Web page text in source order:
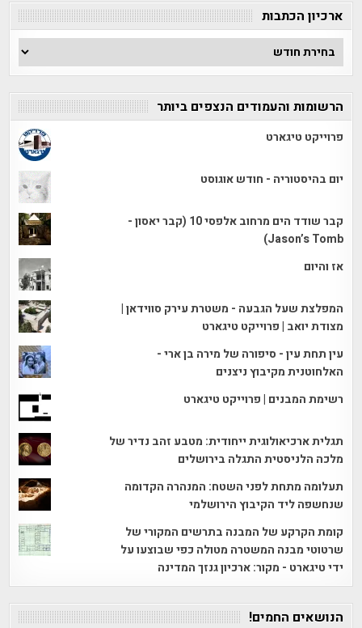
ארכיון הכתבות
ארכיון
הכתבות
הרשומות והעמודים הנצפים ביותר
פרוייקט טיגארט
יום בהיסטוריה - חודש אוגוסט
קבר שודד הים מרחוב אלפסי 10 (קבר יאסון -
Jason’s Tomb)
אז והיום
המפלצת שעל הגבעה - משטרת עירק סווידאן |
מצודת יואב | פרוייקט טיגארט
עין תחת עין - סיפורה של מירה בן ארי -
האלחוטנית מקיבוץ ניצנים
רשימת המבנים | פרוייקט טיגארט
תגלית ארכיאולוגית ייחודית: מטבע זהב נדיר של
מלכה הלניסטית התגלה בירושלים
תעלומה מתחת לפני השטח: המנהרה הקדומה
שנחשפה ליד הקיבוץ הירושלמי
קומת הקרקע של המבנה בתרשים המקורי של
שרטוטי מבנה המשטרה מטולה כפי שבוצעו על
ידי טיגארט - מקור: ארכיון גנזך המדינה
הנושאים החמים!